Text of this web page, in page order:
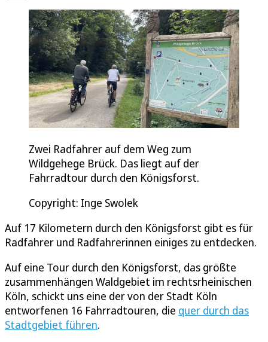
Zwei Radfahrer auf dem Weg zum
Wildgehege Brück. Das liegt auf der
Fahrradtour durch den Königsforst.
Copyright: Inge Swolek
Auf 17 Kilometern durch den Königsforst gibt es für
Radfahrer und Radfahrerinnen einiges zu entdecken.
Auf eine Tour durch den Königsforst, das größte
zusammenhängen Waldgebiet im rechtsrheinischen
Köln, schickt uns eine der von der Stadt Köln
entworfenen 16 Fahrradtouren, die quer durch das
Stadtgebiet führen.